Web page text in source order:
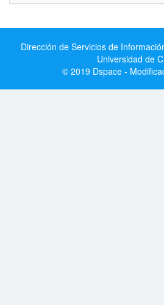
Dirección de Servicios de
Universidad de
© 2019 Dspace -